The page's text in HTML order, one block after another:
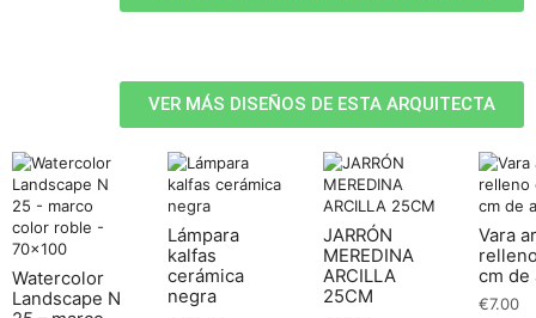
VER MÁS DISEÑOS DE ESTA ARQUITECTA
Watercolor
Landscape N
Lámpara
kalfas
cerámica
negra
JARRÓN
MEREDINA
ARCILLA
25CM
Vara
cm de
€7.00